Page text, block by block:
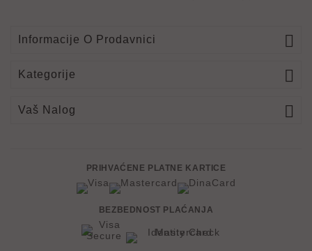
Informacije O Prodavnici 
Kategorije 
Vaš Nalog 
PRIHVAĆENE PLATNE KARTICE
BEZBEDNOST PLAĆANJA